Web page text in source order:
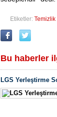
Etiketler:
Bu haberler
LGS Yerleştirme